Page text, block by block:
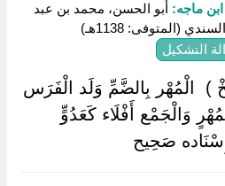
ماجه: أبو الحسن، محمد بن عبد
(المتوفى: 1138هـ)
التشكيل
) ‏ ‏الْمُهْر بِالضَّمِّ وَلَد الْفَرَس
وَالْجَمْع أَفْلَاء كَعَدُوٍّ
صَحِيح